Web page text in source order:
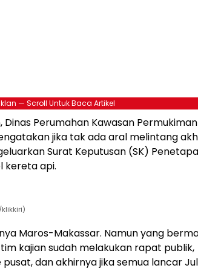
— Scroll Untuk Baca Artikel
Perumahan Kawasan
jika tak ada aral melintang
Surat Keputusan (SK)
kereta api.
Maros-Makassar. Namun yang
kajian sudah melakukan rapat publik,
dan akhirnya jika semua lancar